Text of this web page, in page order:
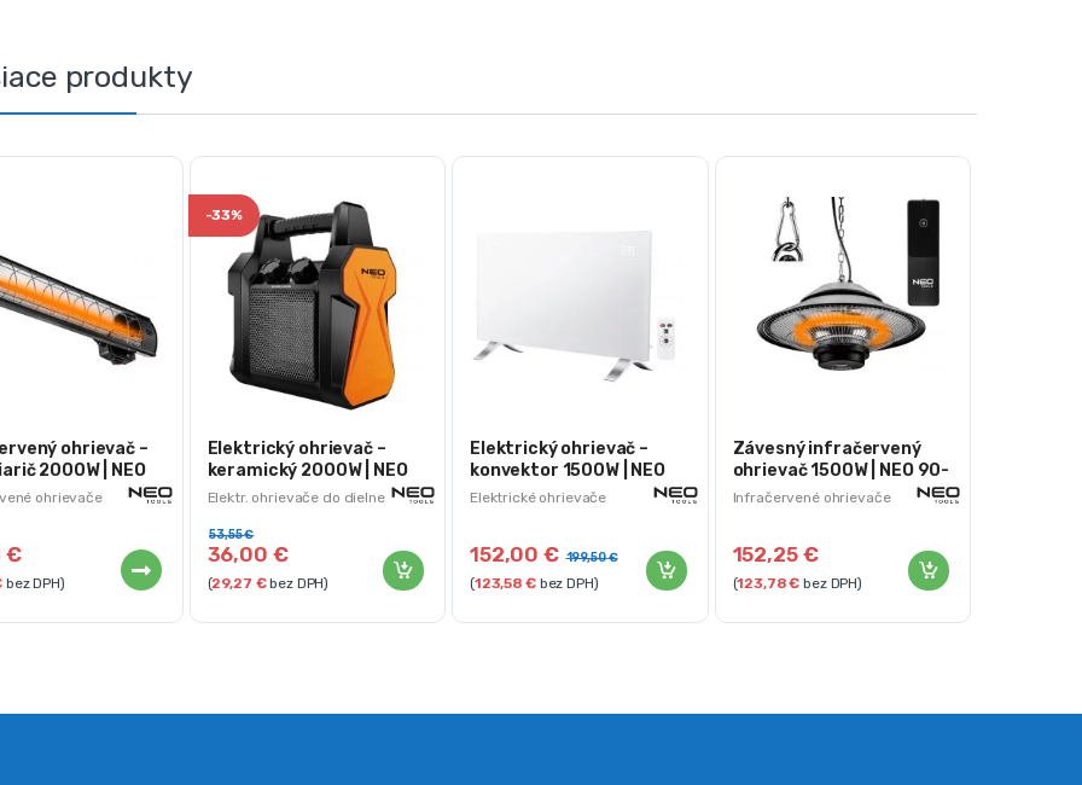
produkty
ohrievače
ohrievač –
2000W | NEO
€
bez DPH)
Elektr. ohrievače do dielne
-33%
Elektrický ohrievač –
keramický 2000W | NEO
90-060
36,00 €
53,55€
(29,27 €bez DPH)
Elektrické ohrievače
Elektrický ohrievač –
konvektor 1500W | NEO
90-091
152,00€ 199,50€
(123,58 €bez DPH)
Infračervené ohrievače
Závesný infračervený
ohrievač 1500W | NEO 90-
034
152,25 €
(123,78€ bez DPH)